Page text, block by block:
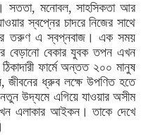
সততা, মনোবল, সাহসিকতা আর
স্বপ্নের চাদরে নিজের সাথে
তরুণ এ স্বপ্নবাজ। এক সময়
বেড়ানো বেকার যুবক তপন এখন
ফার্মে অন্তত ২০০ মানুষ
জীবনের ধ্রুব লক্ষে উপণিত হতে
উদ্যমে এগিয়ে যাওয়ার অসীম
এলাকার আইকন। তাকে দেখে